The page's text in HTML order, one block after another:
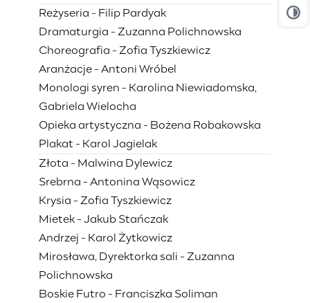
Reżyseria - Filip Pardyak
Dramaturgia - Zuzanna Polichnowska
Choreografia - Zofia Tyszkiewicz
Aranżacje - Antoni Wróbel
Monologi syren - Karolina Niewiadomska,
Gabriela Wielocha
Opieka artystyczna - Bożena Robakowska
Plakat - Karol Jagielak
Złota - Malwina Dylewicz
Srebrna - Antonina Wąsowicz
Krysia - Zofia Tyszkiewicz
Mietek - Jakub Stańczak
Andrzej - Karol Żytkowicz
Mirosława, Dyrektorka sali - Zuzanna
Polichnowska
Boskie Futro - Franciszka Soliman